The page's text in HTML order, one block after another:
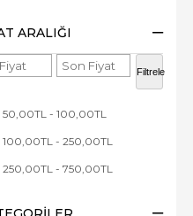
ARALIĞI
Filtrele
50,00TL - 100,00TL
100,00TL - 250,00TL
250,00TL - 750,00TL